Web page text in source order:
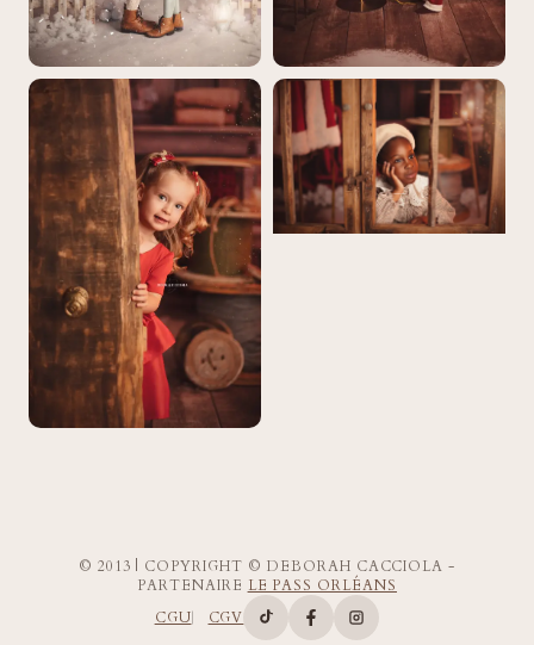
© 2013 | COPYRIGHT © DEBORAH CACCIOLA -
PARTENAIRE LE PASS ORLÉANS
CGU
CGV Compte TikTok de Deborah
Page Facebook de
Compte Instagram